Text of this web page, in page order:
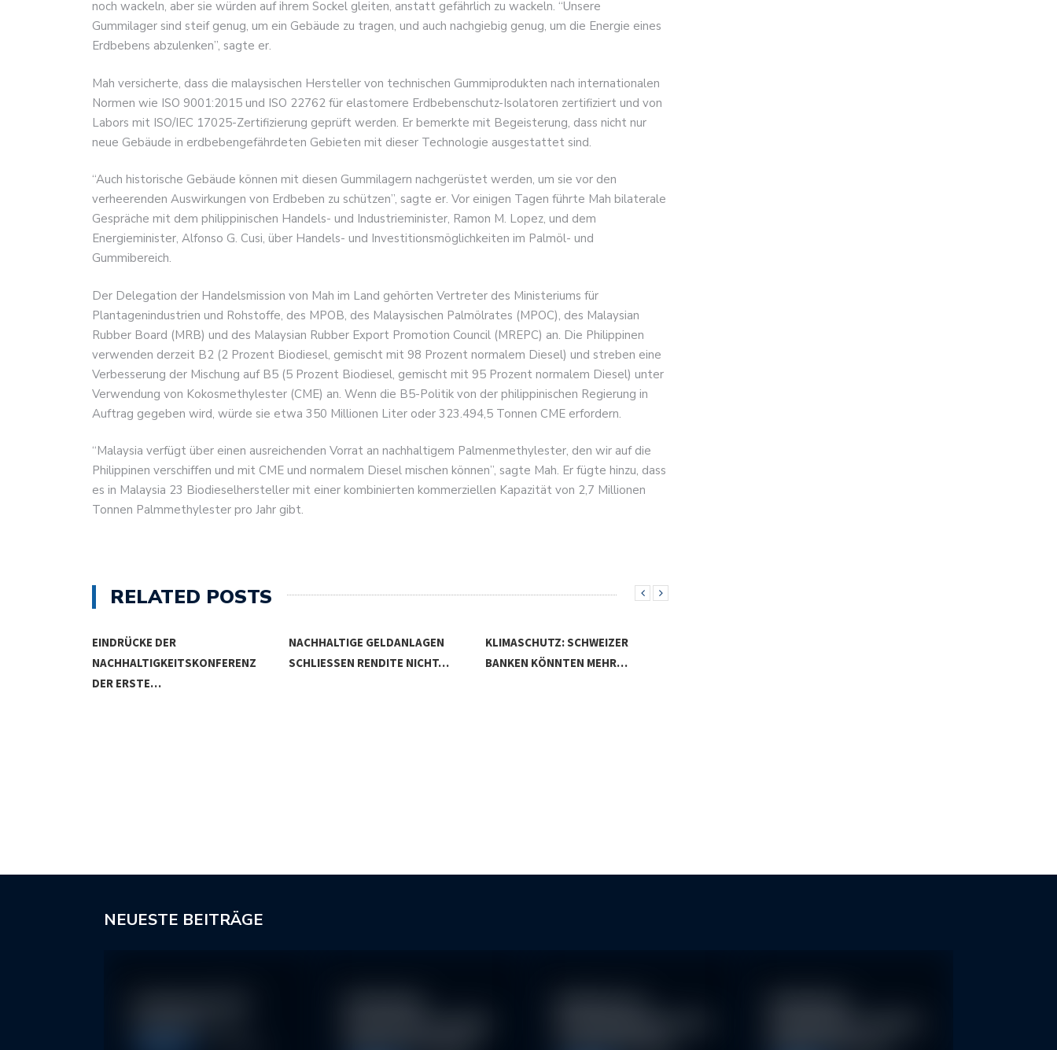
noch wackeln, aber sie würden auf ihrem Sockel gleiten, anstatt gefährlich zu wackeln. “Unsere
Gummilager sind steif genug, um ein Gebäude zu tragen, und auch nachgiebig genug, um die Energie eines
Erdbebens abzulenken”, sagte er.
Mah versicherte, dass die malaysischen Hersteller von technischen Gummiprodukten nach internationalen
Normen wie ISO 9001:2015 und ISO 22762 für elastomere Erdbebenschutz-Isolatoren zertifiziert und von
Labors mit ISO/IEC 17025-Zertifizierung geprüft werden. Er bemerkte mit Begeisterung, dass nicht nur
neue Gebäude in erdbebengefährdeten Gebieten mit dieser Technologie ausgestattet sind.
“Auch historische Gebäude können mit diesen Gummilagern nachgerüstet werden, um sie vor den
verheerenden Auswirkungen von Erdbeben zu schützen”, sagte er. Vor einigen Tagen führte Mah bilaterale
Gespräche mit dem philippinischen Handels- und Industrieminister, Ramon M. Lopez, und dem
Energieminister, Alfonso G. Cusi, über Handels- und Investitionsmöglichkeiten im Palmöl- und
Gummibereich.
Der Delegation der Handelsmission von Mah im Land gehörten Vertreter des Ministeriums für
Plantagenindustrien und Rohstoffe, des MPOB, des Malaysischen Palmölrates (MPOC), des Malaysian
Rubber Board (MRB) und des Malaysian Rubber Export Promotion Council (MREPC) an. Die Philippinen
verwenden derzeit B2 (2 Prozent Biodiesel, gemischt mit 98 Prozent normalem Diesel) und streben eine
Verbesserung der Mischung auf B5 (5 Prozent Biodiesel, gemischt mit 95 Prozent normalem Diesel) unter
Verwendung von Kokosmethylester (CME) an. Wenn die B5-Politik von der philippinischen Regierung in
Auftrag gegeben wird, würde sie etwa 350 Millionen Liter oder 323.494,5 Tonnen CME erfordern.
“Malaysia verfügt über einen ausreichenden Vorrat an nachhaltigem Palmenmethylester, den wir auf die
Philippinen verschiffen und mit CME und normalem Diesel mischen können”, sagte Mah. Er fügte hinzu, dass
es in Malaysia 23 Biodieselhersteller mit einer kombinierten kommerziellen Kapazität von 2,7 Millionen
Tonnen Palmmethylester pro Jahr gibt.
RELATED POSTS
EINDRÜCKE DER
NACHHALTIGKEITSKONFERENZ
DER ERSTE…
NACHHALTIGE GELDANLAGEN
SCHLIESSEN RENDITE NICHT…
KLIMASCHUTZ: SCHWEIZER
BANKEN KÖNNTEN MEHR…
NEUESTE BEITRÄGE